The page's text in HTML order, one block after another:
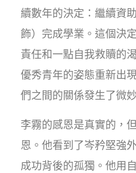
續數年的決定：繼續資
飾）完成學業。這個決
責任和一點自我救贖的
優秀青年的姿態重新出
們之間的關係發生了微
李霧的感恩是真實的，
恩。他看到了岑矜堅強
成功背後的孤獨。他用